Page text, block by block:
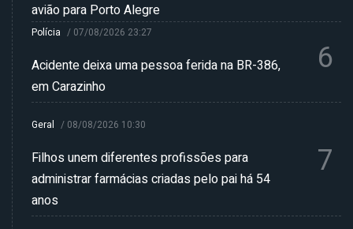
avião para Porto Alegre
Polícia / 07/08/2026 23:27
Acidente deixa uma pessoa ferida na BR-386,
em Carazinho
6
Geral / 08/08/2026 10:30
Filhos unem diferentes profissões para
administrar farmácias criadas pelo pai há 54
anos
7